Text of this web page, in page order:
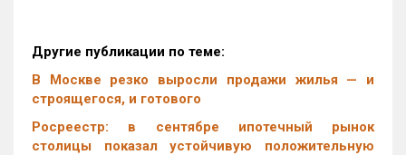
Другие публикации по теме:
В Москве резко выросли продажи жилья — и
строящегося, и готового
Росреестр: в сентябре ипотечный рынок
столицы показал устойчивую положительную